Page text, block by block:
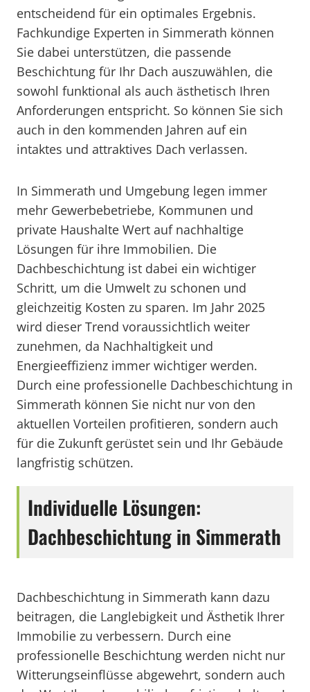
entscheidend für ein optimales Ergebnis.
Fachkundige Experten in Simmerath können
Sie dabei unterstützen, die passende
Beschichtung für Ihr Dach auszuwählen, die
sowohl funktional als auch ästhetisch Ihren
Anforderungen entspricht. So können Sie sich
auch in den kommenden Jahren auf ein
intaktes und attraktives Dach verlassen.
In Simmerath und Umgebung legen immer
mehr Gewerbebetriebe, Kommunen und
private Haushalte Wert auf nachhaltige
Lösungen für ihre Immobilien. Die
Dachbeschichtung ist dabei ein wichtiger
Schritt, um die Umwelt zu schonen und
gleichzeitig Kosten zu sparen. Im Jahr 2025
wird dieser Trend voraussichtlich weiter
zunehmen, da Nachhaltigkeit und
Energieeffizienz immer wichtiger werden.
Durch eine professionelle Dachbeschichtung in
Simmerath können Sie nicht nur von den
aktuellen Vorteilen profitieren, sondern auch
für die Zukunft gerüstet sein und Ihr Gebäude
langfristig schützen.
Individuelle Lösungen:
Dachbeschichtung in Simmerath
Dachbeschichtung in Simmerath kann dazu
beitragen, die Langlebigkeit und Ästhetik Ihrer
Immobilie zu verbessern. Durch eine
professionelle Beschichtung werden nicht nur
Witterungseinflüsse abgewehrt, sondern auch